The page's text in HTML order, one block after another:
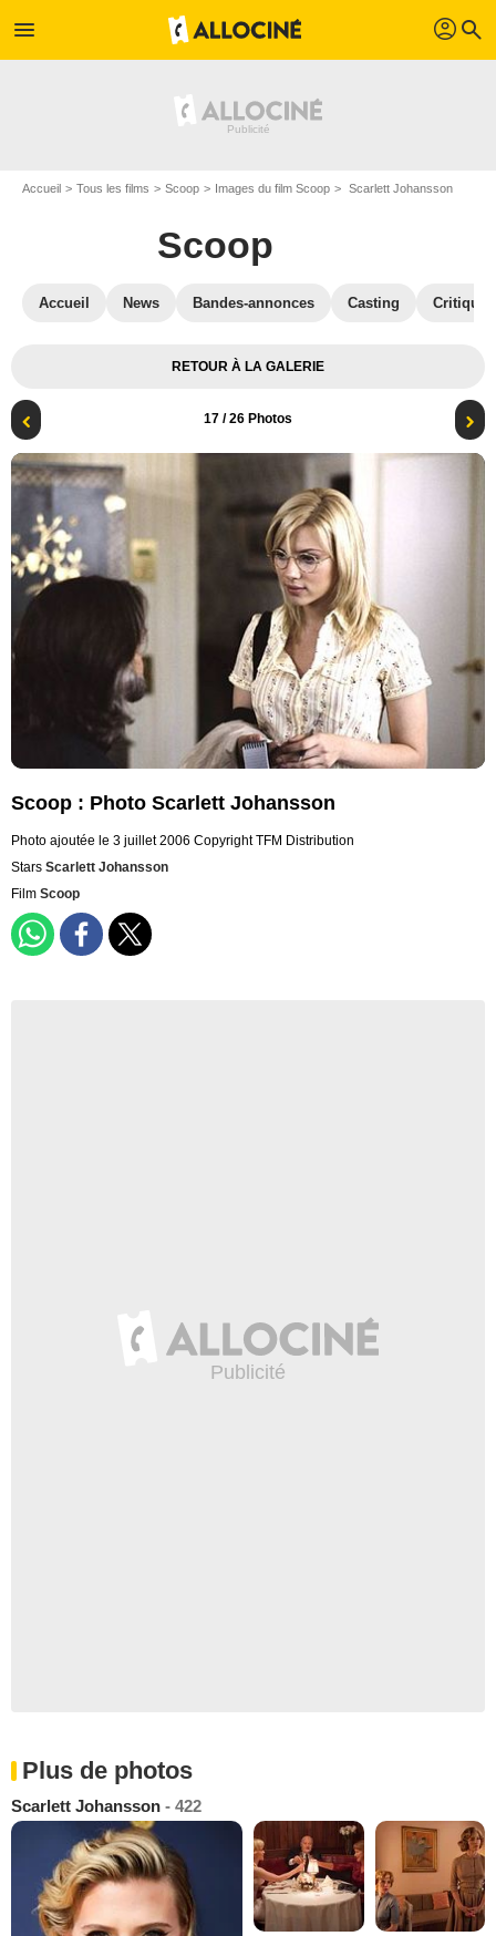
menu profil search
Accueil Tous les films Scoop Images du film Scoop Scarlett Johansson
Scoop
Accueil News Bandes-annonces Casting
RETOUR À LA GALERIE
17 / 26 Photos
Scoop : Photo Scarlett Johansson
Photo ajoutée le 3 juillet 2006 Copyright TFM Distribution
Stars Scarlett Johansson
Film Scoop
Plus de photos
Scarlett Johansson - 422